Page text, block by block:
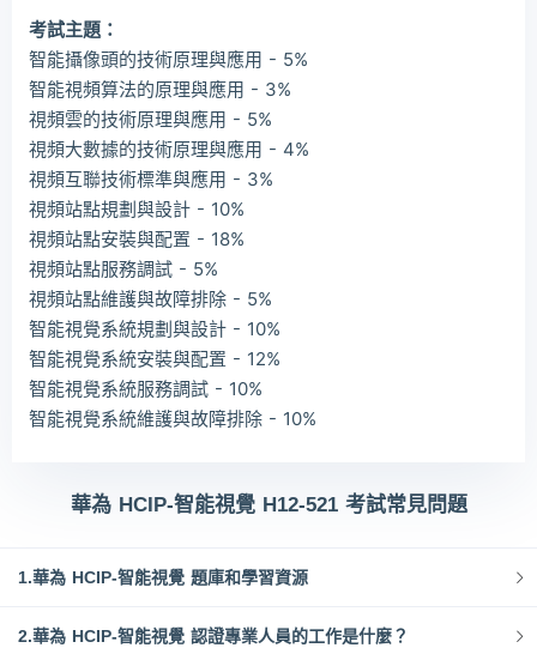
考試主題：
智能攝像頭的技術原理與應用 - 5%
智能視頻算法的原理與應用 - 3%
視頻雲的技術原理與應用 - 5%
視頻大數據的技術原理與應用 - 4%
視頻互聯技術標準與應用 - 3%
視頻站點規劃與設計 - 10%
視頻站點安裝與配置 - 18%
視頻站點服務調試 - 5%
視頻站點維護與故障排除 - 5%
智能視覺系統規劃與設計 - 10%
智能視覺系統安裝與配置 - 12%
智能視覺系統服務調試 - 10%
智能視覺系統維護與故障排除 - 10%
華為 HCIP-智能視覺 H12-521 考試常見問題
1.華為 HCIP-智能視覺 題庫和學習資源
2.華為 HCIP-智能視覺 認證專業人員的工作是什麼？